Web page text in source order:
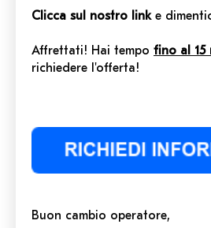
Clicca sul nostro linke
Affrettati! Hai tempo fino al 15
richiedere l'offerta!
Buon cambio operatore,